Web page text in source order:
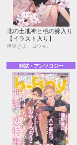
北の土地神と桃の嫁入り
【イラスト入り】
伊達きよ、コウキ。
雑誌・アンソロジー